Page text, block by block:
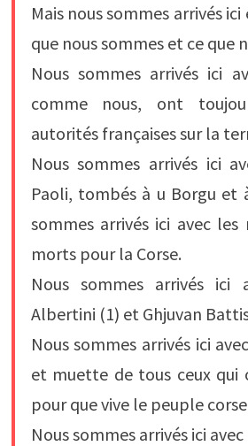
Mais nous sommes arrivés
que nous sommes et ce que
Nous sommes arrivés ici
comme nous, ont
autorités françaises sur la
Nous sommes arrivés ici
Paoli, tombés à u Borgu et
sommes arrivés ici avec
morts pour la Corse.
Nous sommes arrivés ici
Albertini (1) et Ghjuvan
Nous sommes arrivés ici
et muette de tous ceux qui
pour que vive le peuple
Nous sommes arrivés ici